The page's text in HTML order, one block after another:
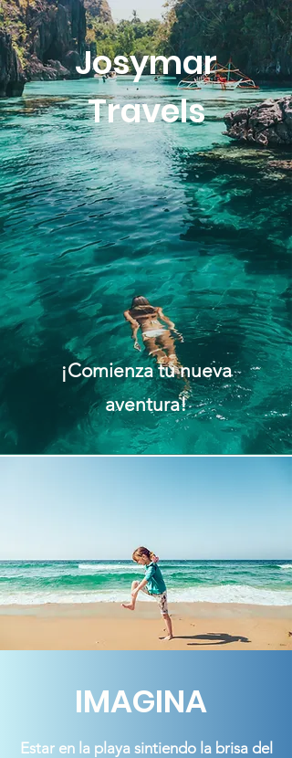
Josymar
Travels
¡Comienza tu nueva
aventura!
IMAGINA
Estar en la playa sintiendo la brisa del